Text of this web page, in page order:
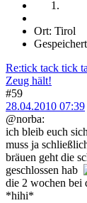
Ort: Tirol
Gespeichert
Re:tick tack tick
Zeug hält!
#59
28.04.2010 07:39
@norba:
ich bleib euch
muss ja
bräuen geht die
geschlossen hab
die 2 wochen bei
*hihi*